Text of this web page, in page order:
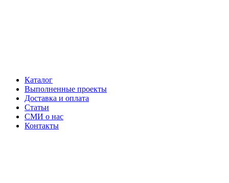
Каталог
Выполненные проекты
Доставка и оплата
Статьи
СМИ о нас
Контакты